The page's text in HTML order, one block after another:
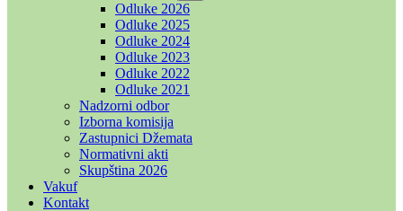
Odluke 2026
Odluke 2025
Odluke 2024
Odluke 2023
Odluke 2022
Odluke 2021
Nadzorni odbor
Izborna komisija
Zastupnici Džemata
Normativni akti
Skupština 2026
Vakuf
Kontakt